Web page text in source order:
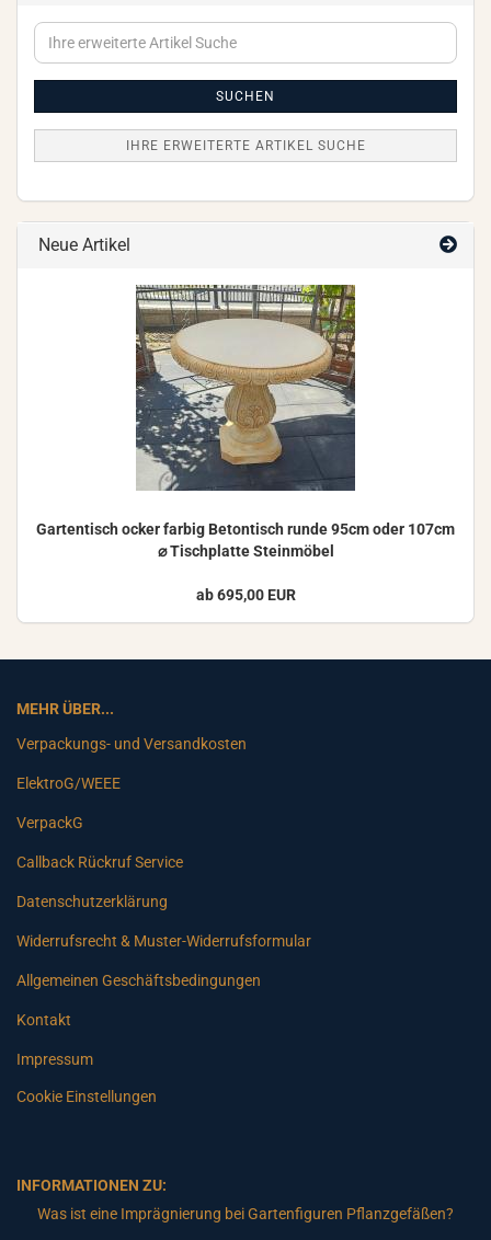
Ihre
erweiterte
SUCHEN
IHRE ERWEITERTE ARTIKEL SUCHE
Neue Artikel
Gar­ten­tisch ocker far­big Be­ton­tisch runde 95cm oder 107cm
⌀ Tisch­plat­te Stein­mö­bel
ab 695,00 EUR
MEHR ÜBER...
Verpackungs- und Versandkosten
ElektroG/WEEE
VerpackG
Callback Rückruf Service
Datenschutzerklärung
Widerrufsrecht & Muster-Widerrufsformular
Allgemeinen Geschäftsbedingungen
Kontakt
Impressum
Cookie Einstellungen
INFORMATIONEN ZU:
Was ist eine Imprägnierung bei Gartenfiguren Pflanzgefäßen?